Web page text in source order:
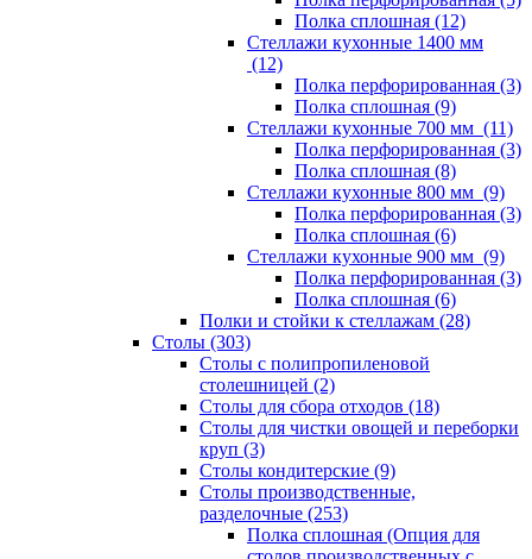
Полка сплошная (12)
Стеллажи кухонные 1400 мм
(12)
Полка перфорированная (3)
Полка сплошная (9)
Стеллажи кухонные 700 мм (11)
Полка перфорированная (3)
Полка сплошная (8)
Стеллажи кухонные 800 мм (9)
Полка перфорированная (3)
Полка сплошная (6)
Стеллажи кухонные 900 мм (9)
Полка перфорированная (3)
Полка сплошная (6)
Полки и стойки к стеллажам (28)
Столы (303)
Столы с полипропиленовой
столешницей (2)
Столы для сбора отходов (18)
Столы для чистки овощей и переборки
круп (3)
Столы кондитерские (9)
Столы производственные,
разделочные (253)
Полка сплошная (Опция для